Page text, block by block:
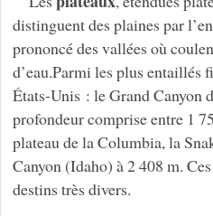
distinguent des plaines par
prononcé des vallées où
d’eau.Parmi les plus entaillés
États-Unis : le Grand Canyon
profondeur comprise entre 1
plateau de la Columbia, la
Canyon (Idaho) à 2 408 m.
destins très divers.